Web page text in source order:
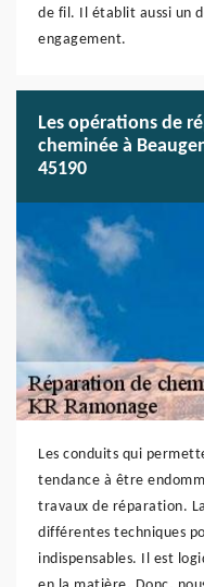
de fil. Il établit aussi un
engagement.
Les opérations de
cheminée à
45190
Les conduits qui
tendance à être
travaux de réparation.
différentes techniques
indispensables. Il est